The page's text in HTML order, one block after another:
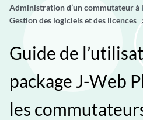
Administration d’un commutateur à
Gestion des logiciels et des licences
Guide de
package J-Web
les